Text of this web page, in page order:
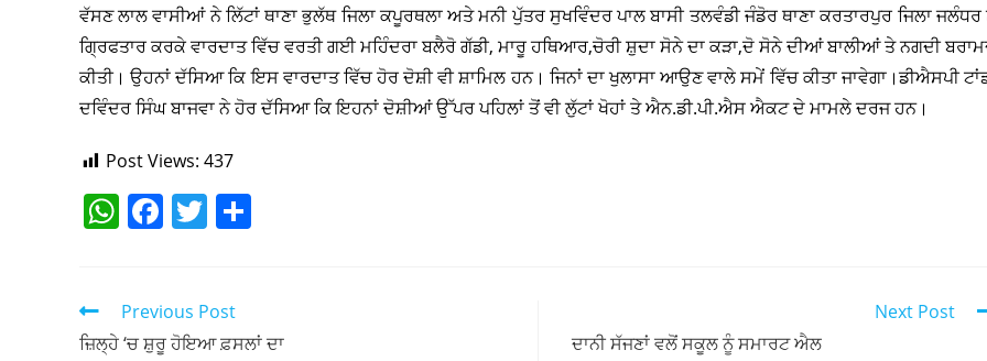
ਵੱਸਣ ਲਾਲ ਵਾਸੀਆਂ ਨੇ ਲਿੱਟਾਂ ਥਾਣਾ ਭੁਲੱਥ ਜਿਲਾ ਕਪੂਰਥਲਾ ਅਤੇ ਮਨੀ ਪੁੱਤਰ ਸੁਖਵਿੰਦਰ ਪਾਲ ਬਾਸੀ ਤਲਵੰਡੀ ਜੰਡੋਰ ਥਾਣਾ ਕਰਤਾਰਪੁਰ ਜਿਲਾ ਜਲੰਧਰ
ਗ੍ਰਿਫਤਾਰ ਕਰਕੇ ਵਾਰਦਾਤ ਵਿੱਚ ਵਰਤੀ ਗਈ ਮਹਿੰਦਰਾ ਬਲੈਰੋ ਗੱਡੀ, ਮਾਰੂ ਹਥਿਆਰ,ਚੋਰੀ ਸ਼ੁਦਾ ਸੋਨੇ ਦਾ ਕੜਾ,ਦੋ ਸੋਨੇ ਦੀਆਂ ਬਾਲੀਆਂ ਤੇ ਨਗਦੀ
ਕੀਤੀ। ਉਹਨਾਂ ਦੱਸਿਆ ਕਿ ਇਸ ਵਾਰਦਾਤ ਵਿੱਚ ਹੋਰ ਦੋਸ਼ੀ ਵੀ ਸ਼ਾਮਿਲ ਹਨ। ਜਿਨਾਂ ਦਾ ਖੁਲਾਸਾ ਆਉਣ ਵਾਲੇ ਸਮੇਂ ਵਿੱਚ ਕੀਤਾ ਜਾਵੇਗਾ।ਡੀਐਸਪੀ
ਦਵਿੰਦਰ ਸਿੰਘ ਬਾਜਵਾ ਨੇ ਹੋਰ ਦੱਸਿਆ ਕਿ ਇਹਨਾਂ ਦੋਸ਼ੀਆਂ ਉੱਪਰ ਪਹਿਲਾਂ ਤੋਂ ਵੀ ਲੁੱਟਾਂ ਖੋਹਾਂ ਤੇ ਐਨ.ਡੀ.ਪੀ.ਐਸ ਐਕਟ ਦੇ ਮਾਮਲੇ ਦਰਜ ਹਨ।
Post Views: 437
W
s
F
e
T
er
Previous Post
ਜ਼ਿਲ੍ਹੇ ‘ਚ ਸ਼ੁਰੂ ਹੋਇਆ ਫ਼ਸਲਾਂ ਦਾ
Next Post
ਦਾਨੀ ਸੱਜਣਾਂ ਵਲੋਂ ਸਕੂਲ ਨੂੰ ਸਮਾਰਟ ਐਲ